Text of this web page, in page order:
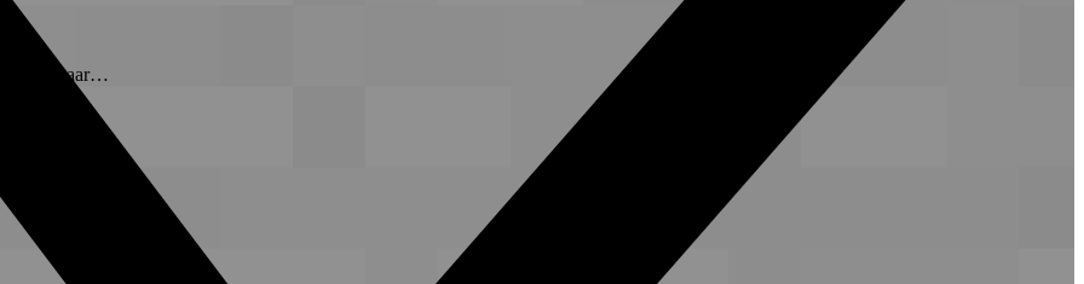
waar…